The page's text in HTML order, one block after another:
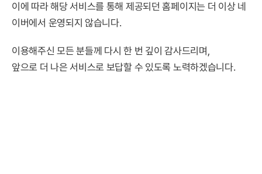
이에 따라 해당 서비스를 통해 제공되던 홈페이지는 더 이상 네
이버에서 운영되지 않습니다.
이용해주신 모든 분들께 다시 한 번 깊이 감사드리며,
앞으로 더 나은 서비스로 보답할 수 있도록 노력하겠습니다.